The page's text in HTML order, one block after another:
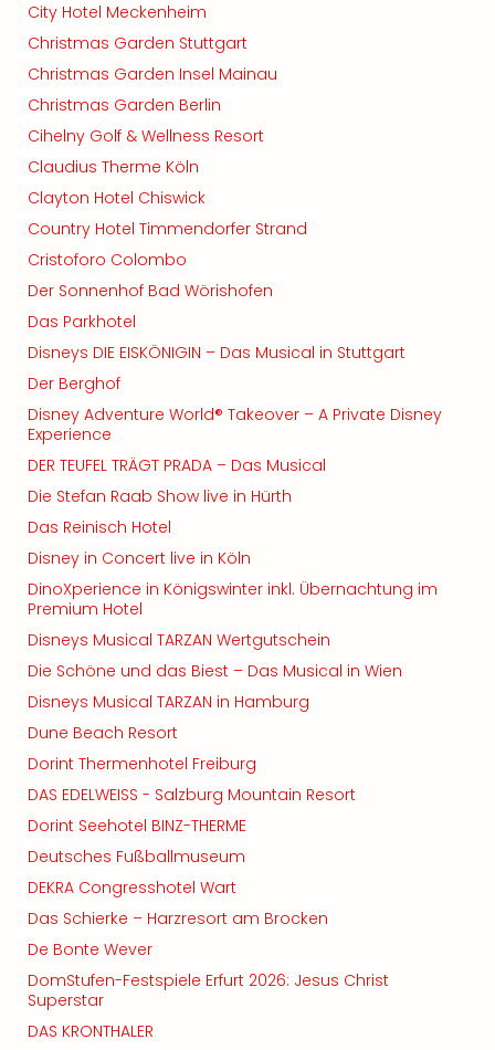
City Hotel Meckenheim
Christmas Garden Stuttgart
Christmas Garden Insel Mainau
Christmas Garden Berlin
Cihelny Golf & Wellness Resort
Claudius Therme Köln
Clayton Hotel Chiswick
Country Hotel Timmendorfer Strand
Cristoforo Colombo
Der Sonnenhof Bad Wörishofen
Das Parkhotel
Disneys DIE EISKÖNIGIN – Das Musical in Stuttgart
Der Berghof
Disney Adventure World® Takeover – A Private Disney
Experience
DER TEUFEL TRÄGT PRADA – Das Musical
Die Stefan Raab Show live in Hürth
Das Reinisch Hotel
Disney in Concert live in Köln
DinoXperience in Königswinter inkl. Übernachtung im
Premium Hotel
Disneys Musical TARZAN Wertgutschein
Die Schöne und das Biest – Das Musical in Wien
Disneys Musical TARZAN in Hamburg
Dune Beach Resort
Dorint Thermenhotel Freiburg
DAS EDELWEISS - Salzburg Mountain Resort
Dorint Seehotel BINZ-THERME
Deutsches Fußballmuseum
DEKRA Congresshotel Wart
Das Schierke – Harzresort am Brocken
De Bonte Wever
DomStufen-Festspiele Erfurt 2026: Jesus Christ
Superstar
DAS KRONTHALER